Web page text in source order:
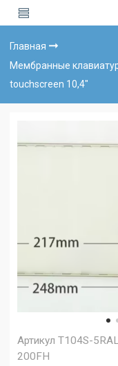
Главная
Мембранные
touchscreen 10,4"
АртикулT104S-
200FH